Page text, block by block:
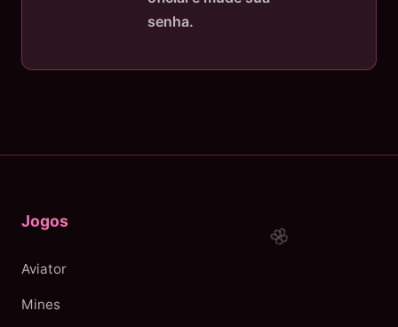
senha.
Jogos
Aviator
Mines